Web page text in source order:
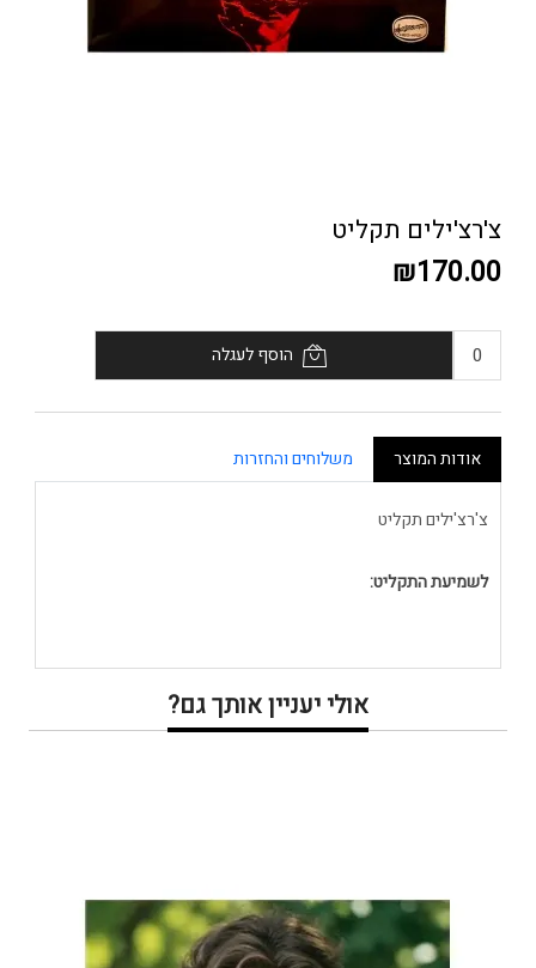
צ'רצ'ילים תקליט
₪170.00
הוסף לעגלה
אודות המוצר משלוחים והחזרות
צ'רצ'ילים תקליט
לשמיעת התקליט:
אולי יעניין אותך גם?